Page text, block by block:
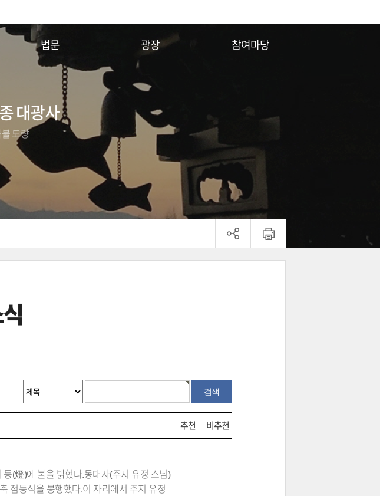
법문
사이버법당
이달의 부처님말씀
주지스님법문
광장
시설배치도
동영상
연령대조표
법화경의 일곱가지 비유
참여마당
공지사항
대광사
도량
추천 비추천
(燈)에 불을 밝혔다.동대사(주지 유정 스님)
점등식을 봉행했다.이 자리에서 주지 유정